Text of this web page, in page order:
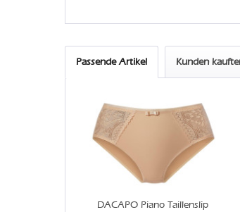
Passende Artikel Kunden
DACAPO Piano Taillenslip